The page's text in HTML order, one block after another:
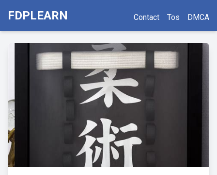
FDPLEARN Contact Tos DMCA